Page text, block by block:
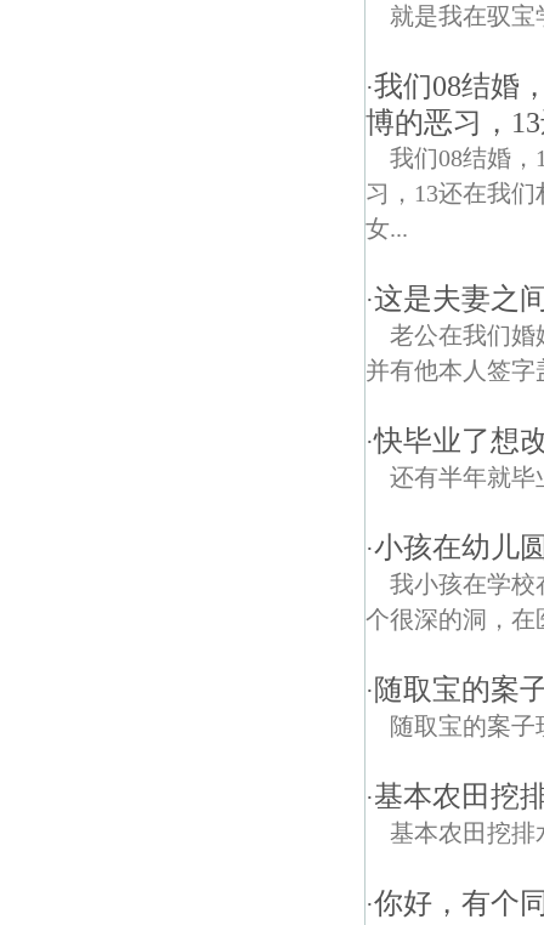
就是我在驭
·我们08结婚
博的恶习，
我们08结婚
习，13还在我
女...
·这是夫妻之
老公在我们婚
并有他本人签
·快毕业了想
还有半年就毕
·小孩在幼儿
我小孩在学校
个很深的洞，在
·随取宝的案
随取宝的案
·基本农田挖
基本农田挖
·你好，有个